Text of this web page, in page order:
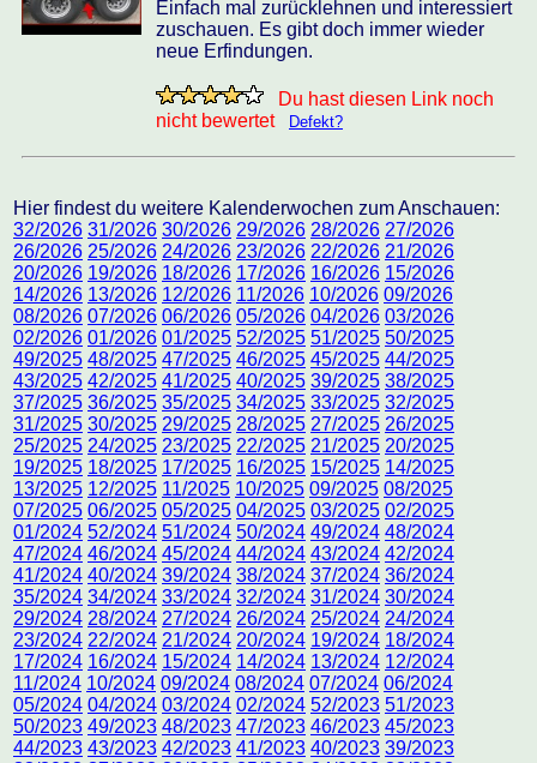
Einfach mal zurücklehnen und interessiert
zuschauen. Es gibt doch immer wieder
neue Erfindungen.
Du hast diesen Link noch
nicht bewertet
Defekt?
Hier findest du weitere Kalenderwochen zum Anschauen:
32/2026 31/2026 30/2026 29/2026 28/2026 27/2026
26/2026 25/2026 24/2026 23/2026 22/2026 21/2026
20/2026 19/2026 18/2026 17/2026 16/2026 15/2026
14/2026 13/2026 12/2026 11/2026 10/2026 09/2026
08/2026 07/2026 06/2026 05/2026 04/2026 03/2026
02/2026 01/2026 01/2025 52/2025 51/2025 50/2025
49/2025 48/2025 47/2025 46/2025 45/2025 44/2025
43/2025 42/2025 41/2025 40/2025 39/2025 38/2025
37/2025 36/2025 35/2025 34/2025 33/2025 32/2025
31/2025 30/2025 29/2025 28/2025 27/2025 26/2025
25/2025 24/2025 23/2025 22/2025 21/2025 20/2025
19/2025 18/2025 17/2025 16/2025 15/2025 14/2025
13/2025 12/2025 11/2025 10/2025 09/2025 08/2025
07/2025 06/2025 05/2025 04/2025 03/2025 02/2025
01/2024 52/2024 51/2024 50/2024 49/2024 48/2024
47/2024 46/2024 45/2024 44/2024 43/2024 42/2024
41/2024 40/2024 39/2024 38/2024 37/2024 36/2024
35/2024 34/2024 33/2024 32/2024 31/2024 30/2024
29/2024 28/2024 27/2024 26/2024 25/2024 24/2024
23/2024 22/2024 21/2024 20/2024 19/2024 18/2024
17/2024 16/2024 15/2024 14/2024 13/2024 12/2024
11/2024 10/2024 09/2024 08/2024 07/2024 06/2024
05/2024 04/2024 03/2024 02/2024 52/2023 51/2023
50/2023 49/2023 48/2023 47/2023 46/2023 45/2023
44/2023 43/2023 42/2023 41/2023 40/2023 39/2023